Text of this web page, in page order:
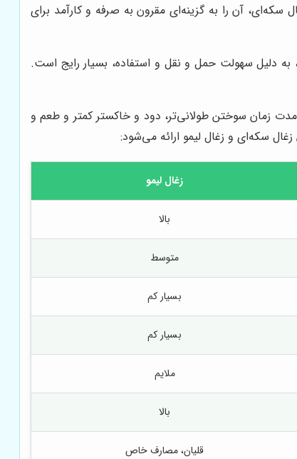
آن را به گزینه‌ای مقرون به صرفه و کارآمد برای
دلیل سهولت حمل و نقل و استفاده، بسیار رایج است.
مدت زمان سوختن طولانی‌تر، دود و خاکستر کمتر و طعم و
سکه‌ای و زغال لیمو ارائه می‌شود:
زغال لیمو
بالا
متوسط
بسیار کم
بسیار کم
ملایم
بالا
قلیان، مصارف خاص